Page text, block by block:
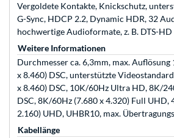
Vergoldete Kontakte, Knickschutz,
G-Sync, HDCP 2.2, Dynamic HDR, 32
hochwertige Audioformate, z. B. DTS-
Weitere Informationen
Durchmesser ca. 6,3mm, max.
x 8.460) DSC, unterstützte
x 8.460) DSC, 10K/60Hz Ultra HD, 8K/
DSC, 8K/60Hz (7.680 x 4.320) Full UHD,
2.160) UHD, UHBR10, max.
Kabellänge